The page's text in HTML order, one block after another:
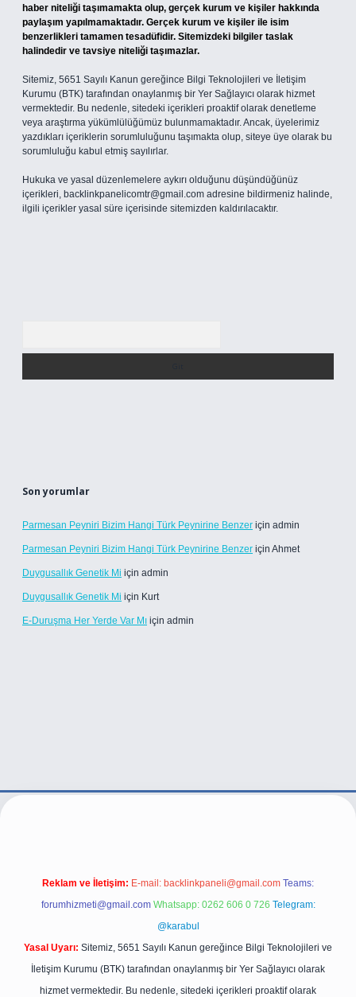
haber niteliği taşımamakta olup, gerçek kurum ve kişiler hakkında
paylaşım yapılmamaktadır. Gerçek kurum ve kişiler ile isim
benzerlikleri tamamen tesadüfidir. Sitemizdeki bilgiler taslak
halindedir ve tavsiye niteliği taşımazlar.
Sitemiz, 5651 Sayılı Kanun gereğince Bilgi Teknolojileri ve İletişim
Kurumu (BTK) tarafından onaylanmış bir Yer Sağlayıcı olarak hizmet
vermektedir. Bu nedenle, sitedeki içerikleri proaktif olarak denetleme
veya araştırma yükümlülüğümüz bulunmamaktadır. Ancak, üyelerimiz
yazdıkları içeriklerin sorumluluğunu taşımakta olup, siteye üye olarak bu
sorumluluğu kabul etmiş sayılırlar.
Hukuka ve yasal düzenlemelere aykırı olduğunu düşündüğünüz
içerikleri, backlinkpanelicomtr@gmail.com adresine bildirmeniz halinde,
ilgili içerikler yasal süre içerisinde sitemizden kaldırılacaktır.
Son yorumlar
Parmesan Peyniri Bizim Hangi Türk Peynirine Benzer için admin
Parmesan Peyniri Bizim Hangi Türk Peynirine Benzer için Ahmet
Duygusallık Genetik Mi için admin
Duygusallık Genetik Mi için Kurt
E-Duruşma Her Yerde Var Mı için admin
Reklam ve İletişim: E-mail: backlinkpaneli@gmail.com Teams:
forumhizmeti@gmail.com Whatsapp: 0262 606 0 726 Telegram:
@karabul
Yasal Uyarı: Sitemiz, 5651 Sayılı Kanun gereğince Bilgi Teknolojileri ve
İletişim Kurumu (BTK) tarafından onaylanmış bir Yer Sağlayıcı olarak
hizmet vermektedir. Bu nedenle, sitedeki içerikleri proaktif olarak